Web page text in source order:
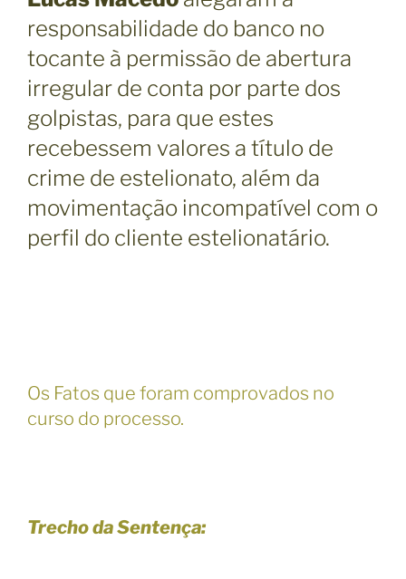
responsabilidade do banco no
tocante à permissão de abertura
irregular de conta por parte dos
golpistas, para que estes
recebessem valores a título de
crime de estelionato, além da
movimentação incompatível com o
perfil do cliente estelionatário.
Os Fatos que foram comprovados no
curso do processo.
Trecho da Sentença: